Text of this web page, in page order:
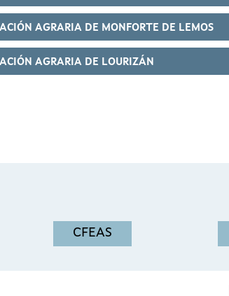
AGRARIA DE MONFORTE DE LEMOS
AGRARIA DE LOURIZÁN
CFEAS